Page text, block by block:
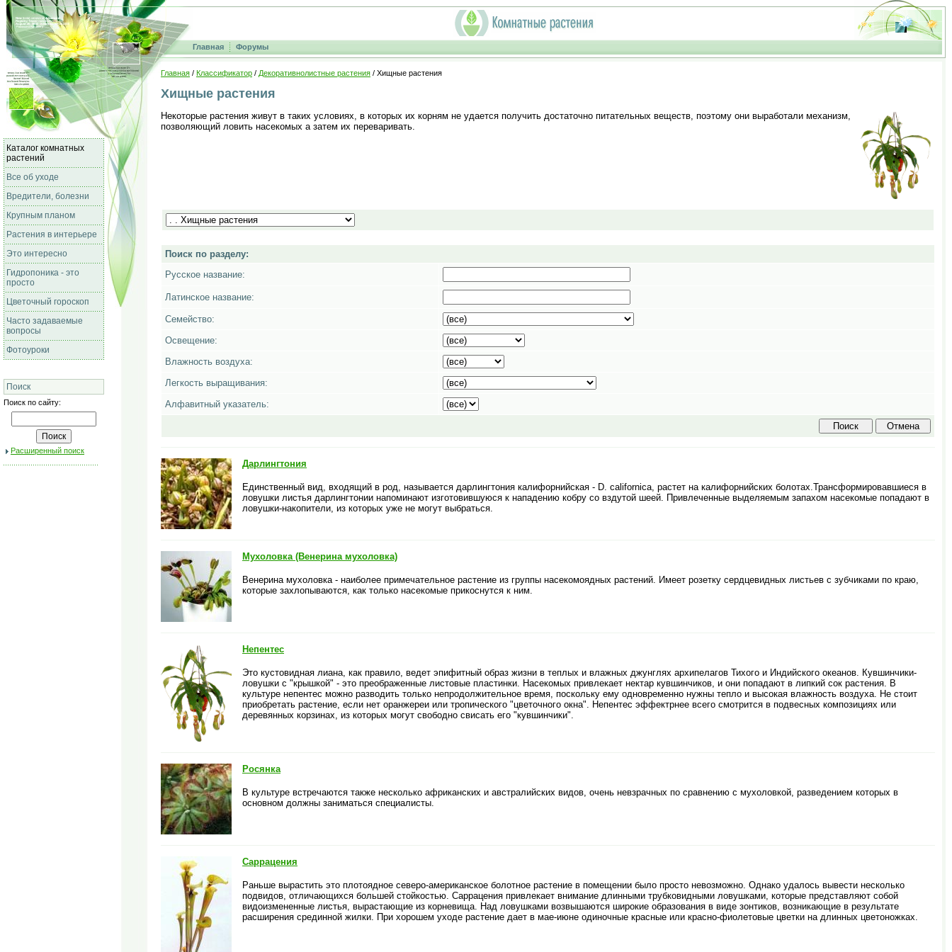
Главная Форумы
Каталог комнатных
растений
Все об уходе
Вредители, болезни
Крупным планом
Растения в интерьере
Это интересно
Гидропоника - это
просто
Цветочный гороскоп
Часто задаваемые
вопросы
Фотоуроки
Поиск
Поиск по сайту:
Расширенный поиск
Главная / Классификатор / Декоративнолистные растения / Хищные растения
Хищные растения
Некоторые растения живут в таких условиях, в которых их корням не удается получить достаточно питательных веществ, поэтому они выработали механизм,
позволяющий ловить насекомых а затем их переваривать.
Поиск по разделу:
Русское название:
Латинское название:
Семейство:
Освещение:
Влажность воздуха:
Легкость выращивания:
Алфавитный указатель:
Дарлингтония
Единственный вид, входящий в род, называется дарлингтония калифорнийская - D. californica, растет на калифорнийских болотах.Трансформировавшиеся в
ловушки листья дарлингтонии напоминают изготовившуюся к нападению кобру со вздутой шеей. Привлеченные выделяемым запахом насекомые попадают в
ловушки-накопители, из которых уже не могут выбраться.
Мухоловка (Венерина мухоловка)
Венерина мухоловка - наиболее примечательное растение из группы насекомоядных растений. Имеет розетку сердцевидных листьев с зубчиками по краю,
которые захлопываются, как только насекомые прикоснутся к ним.
Непентес
Это кустовидная лиана, как правило, ведет эпифитный образ жизни в теплых и влажных джунглях архипелагов Тихого и Индийского океанов. Кувшинчики-
ловушки с "крышкой" - это преображенные листовые пластинки. Насекомых привлекает нектар кувшинчиков, и они попадают в липкий сок растения. В
культуре непентес можно разводить только непродолжительное время, поскольку ему одновременно нужны тепло и высокая влажность воздуха. Не стоит
приобретать растение, если нет оранжереи или тропического "цветочного окна". Непентес эффектрнее всего смотрится в подвесных композициях или
деревянных корзинах, из которых могут свободно свисать его "кувшинчики".
Росянка
В культуре встречаются также несколько африканских и австралийских видов, очень невзрачных по сравнению с мухоловкой, разведением которых в
основном должны заниматься специалисты.
Саррацения
Раньше вырастить это плотоядное северо-американское болотное растение в помещении было просто невозможно. Однако удалось вывести несколько
подвидов, отличающихся большей стойкостью. Саррацения привлекает внимание длинными трубковидными ловушками, которые представляют собой
видоизмененные листья, вырастающие из корневища. Над ловушками возвышаются широкие образования в виде зонтиков, возникающие в результате
расширения срединной жилки. При хорошем уходе растение дает в мае-июне одиночные красные или красно-фиолетовые цветки на длинных цветоножках.